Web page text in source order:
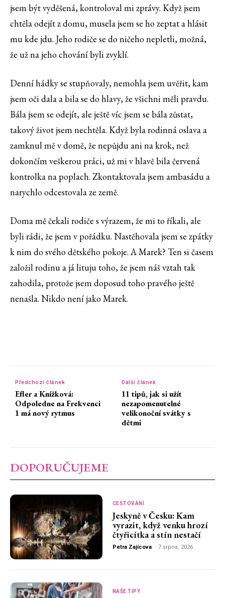
jsem být vyděšená, kontroloval mi zprávy. Když jsem
chtěla odejít z domu, musela jsem se ho zeptat a hlásit
mu kde jdu. Jeho rodiče se do ničeho nepletli, možná,
že už na jeho chování byli zvyklí.
Denní hádky se stupňovaly, nemohla jsem uvěřit, kam
jsem oči dala a bila se do hlavy, že všichni měli pravdu.
Bála jsem se odejít, ale ještě víc jsem se bála zůstat,
takový život jsem nechtěla. Když byla rodinná oslava a
zamknul mě v domě, že nepůjdu ani na krok, než
dokončím veškerou práci, už mi v hlavě bila červená
kontrolka na poplach. Zkontaktovala jsem ambasádu a
narychlo odcestovala ze země.
Doma mě čekali rodiče s výrazem, že mi to říkali, ale
byli rádi, že jsem v pořádku. Nastěhovala jsem se zpátky
k nim do svého dětského pokoje. A Marek? Ten si časem
založil rodinu a já lituju toho, že jsem náš vztah tak
zahodila, protože jsem doposud toho pravého ještě
nenašla. Nikdo není jako Marek.
Předchozí článek
Efler a Knížková:
Odpoledne na Frekvenci
1 má nový rytmus
Další článek
11 tipů, jak si užít
nezapomenutelné
velikonoční svátky s
dětmi
DOPORUČUJEME
CESTOVÁNÍ
Jeskyně v Česku: Kam
vyrazit, když venku hrozí
čtyřicítka a stín nestačí
Petra Zajícova - 7 srpna, 2026
NAŠE TIPY